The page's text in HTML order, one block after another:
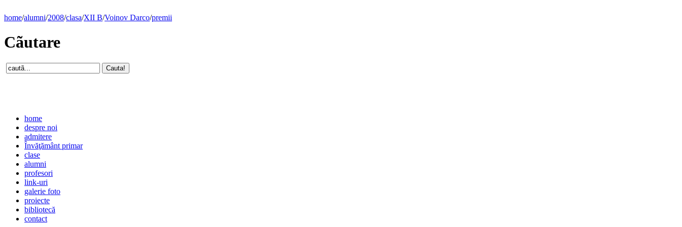
home/alumni/2008/clasa/XII B/Voinov Darco/premii
Cãutare
home
despre noi
admitere
Învăţământ primar
clase
alumni
profesori
link-uri
galerie foto
proiecte
bibliotecă
contact